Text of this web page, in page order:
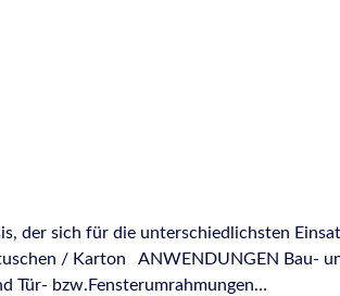
der sich für die unterschiedlichsten
/ Karton ANWENDUNGEN Bau- und
Tür- bzw.Fensterumrahmungen